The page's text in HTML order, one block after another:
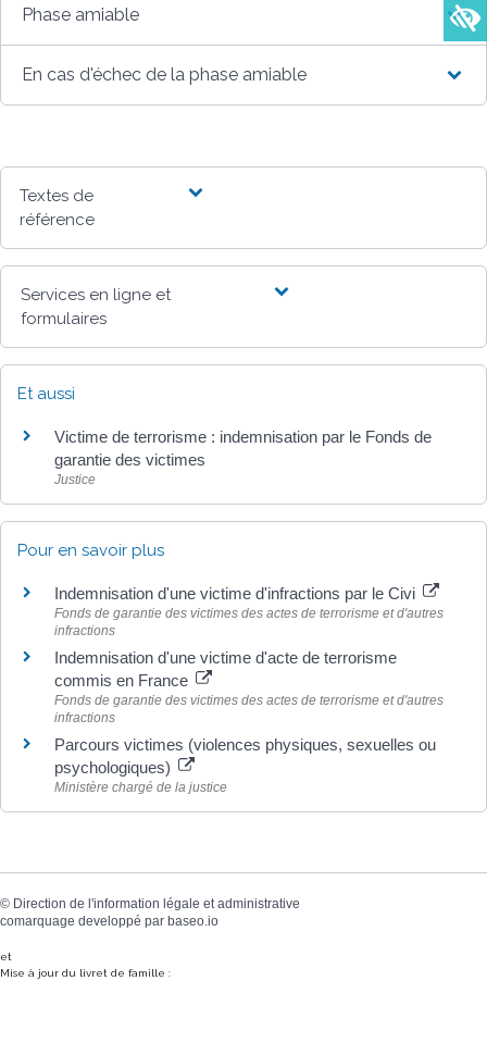
Phase amiable
En cas d'échec de la phase amiable
Textes de
référence
Services en ligne et
formulaires
Et aussi
Victime de terrorisme : indemnisation par le Fonds de
garantie des victimes
Justice
Pour en savoir plus
Indemnisation d'une victime d'infractions par le Civi
Fonds de garantie des victimes des actes de terrorisme et d'autres
infractions
Indemnisation d'une victime d'acte de terrorisme
commis en France
Fonds de garantie des victimes des actes de terrorisme et d'autres
infractions
Parcours victimes (violences physiques, sexuelles ou
psychologiques)
Ministère chargé de la justice
© Direction de l'information légale et administrative
comarquage developpé par baseo.io
et
Mise à jour du livret de famille :